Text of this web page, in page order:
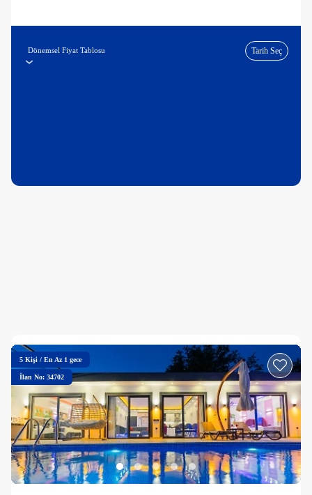
Dönemsel Fiyat Tablosu Tarih Seç
5 Kişi / En Az 1 gece
İlan No: 34702